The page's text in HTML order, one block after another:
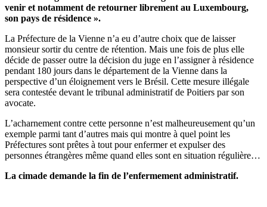
venir et notamment de retourner librement au Luxembourg,
son pays de résidence ».
La Préfecture de la Vienne n’a eu d’autre choix que de laisser
monsieur sortir du centre de rétention. Mais une fois de plus elle
décide de passer outre la décision du juge en l’assigner à résidence
pendant 180 jours dans le département de la Vienne dans la
perspective d’un éloignement vers le Brésil. Cette mesure illégale
sera contestée devant le tribunal administratif de Poitiers par son
avocate.
L’acharnement contre cette personne n’est malheureusement qu’un
exemple parmi tant d’autres mais qui montre à quel point les
Préfectures sont prêtes à tout pour enfermer et expulser des
personnes étrangères même quand elles sont en situation régulière…
La cimade demande la fin de l’enfermement administratif.